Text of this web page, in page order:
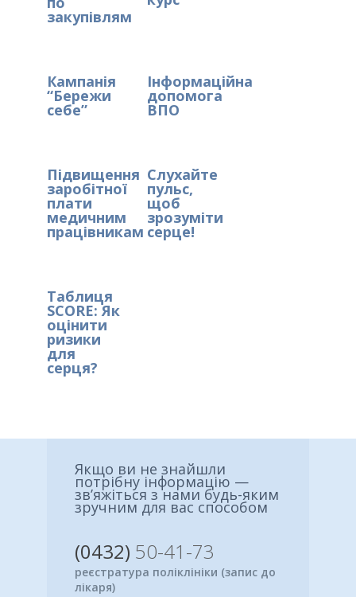
закупівлям
Кампанія
“Бережи
себе”
Інформаційна
допомога
ВПО
Підвищення
заробітної
плати
медичним
працівникам
Слухайте
пульс,
щоб
зрозуміти
серце!
Таблиця
SCORE: Як
оцінити
ризики
для
серця?
Якщо ви не знайшли
потрібну інформацію —
зв’яжіться з нами будь-яким
зручним для вас способом
(0432) 50-41-73
реєстратура поліклініки (запис до
лікаря)